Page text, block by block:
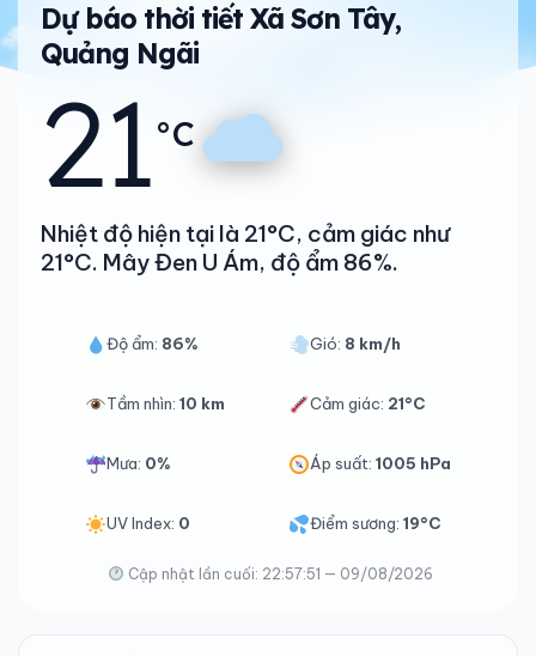
Dự báo thời tiết Xã Sơn Tây,
Quảng Ngãi
21°C
Nhiệt độ hiện tại là 21°C, cảm giác như
21°C. Mây Đen U Ám, độ ẩm 86%.
Độ ẩm: 86% Gió: 8 km/h
Tầm nhìn: 10 km Cảm giác: 21°C
Mưa: 0% Áp suất:1005 hPa
UV Index: 0 Điểm sương:19°C
Cập nhật lần cuối: 22:57:51 — 09/08/2026